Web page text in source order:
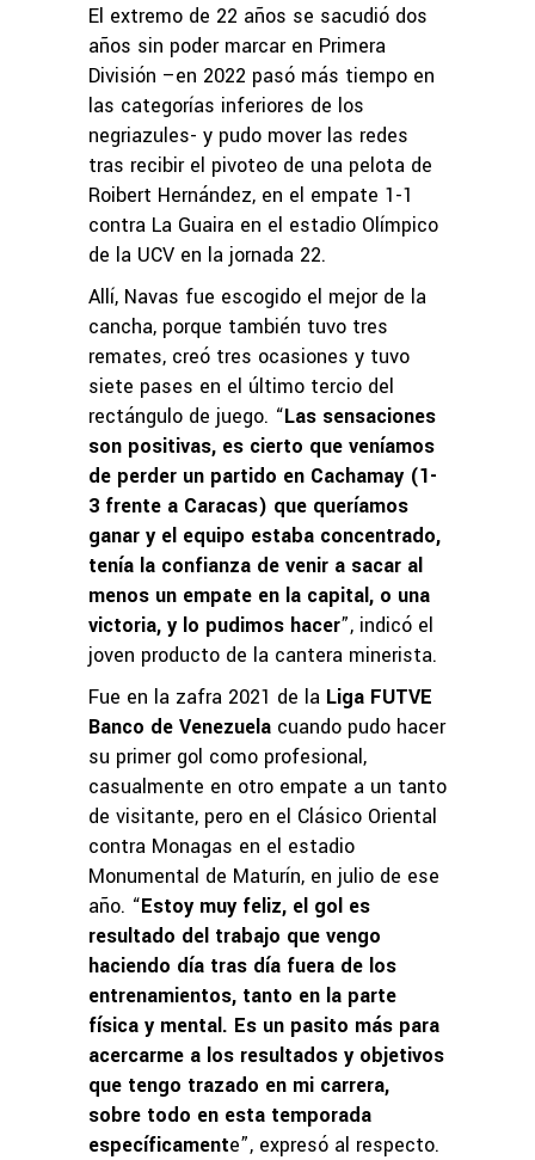
El extremo de 22 años se sacudió dos
años sin poder marcar en Primera
División –en 2022 pasó más tiempo en
las categorías inferiores de los
negriazules- y pudo mover las redes
tras recibir el pivoteo de una pelota de
Roibert Hernández, en el empate 1-1
contra La Guaira en el estadio Olímpico
de la UCV en la jornada 22.
Allí, Navas fue escogido el mejor de la
cancha, porque también tuvo tres
remates, creó tres ocasiones y tuvo
siete pases en el último tercio del
rectángulo de juego. “Las sensaciones
son positivas, es cierto que veníamos
de perder un partido en Cachamay (1-
3 frente a Caracas) que queríamos
ganar y el equipo estaba concentrado,
tenía la confianza de venir a sacar al
menos un empate en la capital, o una
victoria, y lo pudimos hacer”, indicó el
joven producto de la cantera minerista.
Fue en la zafra 2021 de la Liga FUTVE
Banco de Venezuela cuando pudo hacer
su primer gol como profesional,
casualmente en otro empate a un tanto
de visitante, pero en el Clásico Oriental
contra Monagas en el estadio
Monumental de Maturín, en julio de ese
año. “Estoy muy feliz, el gol es
resultado del trabajo que vengo
haciendo día tras día fuera de los
entrenamientos, tanto en la parte
física y mental. Es un pasito más para
acercarme a los resultados y objetivos
que tengo trazado en mi carrera,
sobre todo en esta temporada
específicamente”, expresó al respecto.